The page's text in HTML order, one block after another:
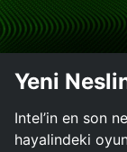
Yeni
Intel’in en son
hayalindeki